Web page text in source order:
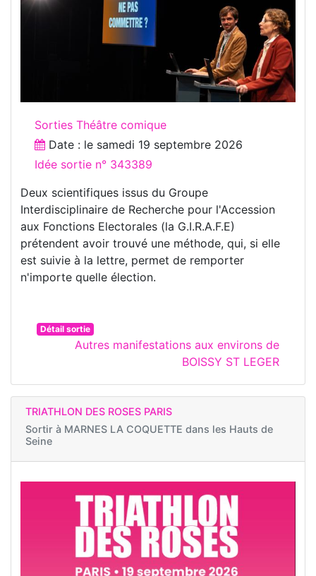
Sorties Théâtre comique
Date : le samedi 19 septembre 2026
Idée sortie n° 343389
Deux scientifiques issus du Groupe
Interdisciplinaire de Recherche pour l'Accession
aux Fonctions Electorales (la G.I.R.A.F.E)
prétendent avoir trouvé une méthode, qui, si elle
est suivie à la lettre, permet de remporter
n'importe quelle élection.
Détail sortie
Autres manifestations aux environs de
BOISSY ST LEGER
TRIATHLON DES ROSES PARIS
Sortir à MARNES LA COQUETTE dans les Hauts de
Seine